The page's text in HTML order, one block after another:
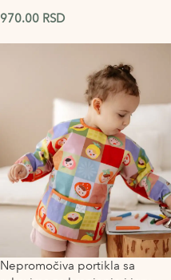
970.00 RSD
Nepromočiva portikla sa